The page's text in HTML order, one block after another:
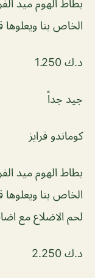
بطاط الهوم ميد
الخاص بنا
د.ك 1.250
جيد جداً
كوماندو فرايز
بطاط الهوم ميد
الخاص بنا
لحم الاضلاع مع
د.ك 2.250